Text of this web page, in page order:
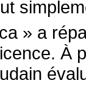
» a
À